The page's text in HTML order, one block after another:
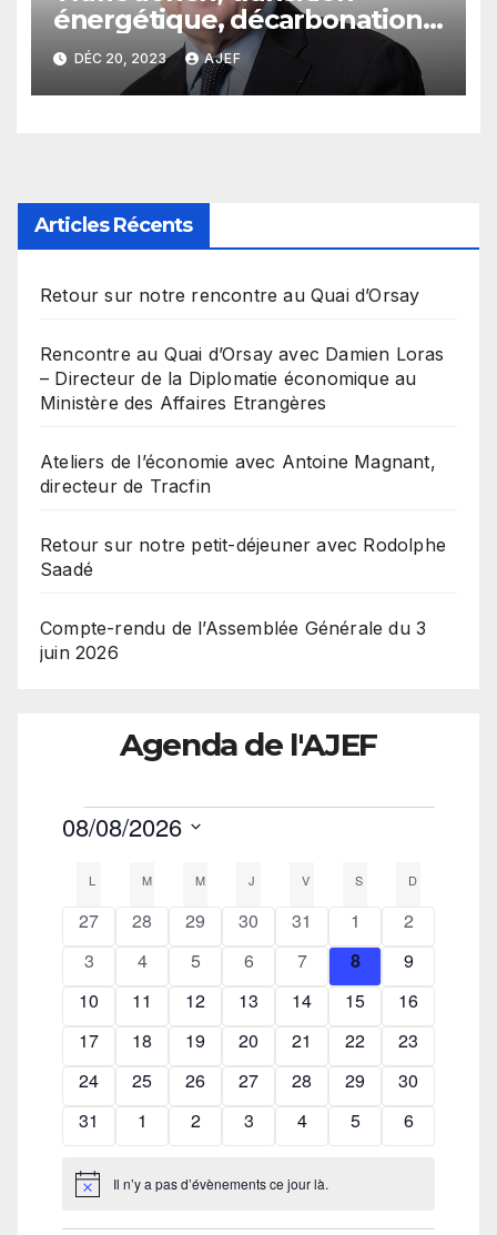
énergétique, décarbonation…
Augustin de Romanet, PDG
du groupe ADP, vient
répondre aux questions des
DÉC 20, 2023 AJEF
Articles Récents
Retour sur notre rencontre au Quai d’Orsay
Rencontre au Quai d’Orsay avec Damien Loras
– Directeur de la Diplomatie économique au
Ministère des Affaires Etrangères
Ateliers de l’économie avec Antoine Magnant,
directeur de Tracfin
Retour sur notre petit-déjeuner avec Rodolphe
Saadé
Compte-rendu de l’Assemblée Générale du 3
juin 2026
Agenda de l'AJEF